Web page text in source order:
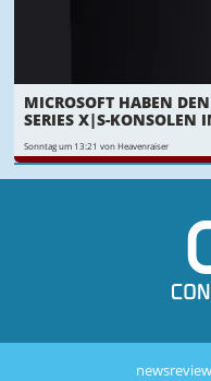
MICROSOFT HABEN
SERIES X|S-KONSOLEN
Sonntag um 13:21 von Heavenraiser
news